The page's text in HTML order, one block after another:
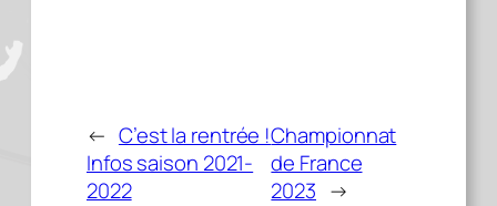
← C’est la rentrée !
Infos saison 2021-
2022
Championnat
de France
2023 →